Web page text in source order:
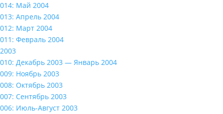
014: Май 2004
013: Апрель 2004
012: Март 2004
011: Февраль 2004
2003
010: Декабрь 2003 — Январь 2004
009: Ноябрь 2003
008: Октябрь 2003
007: Сентябрь 2003
006: Июль-Август 2003